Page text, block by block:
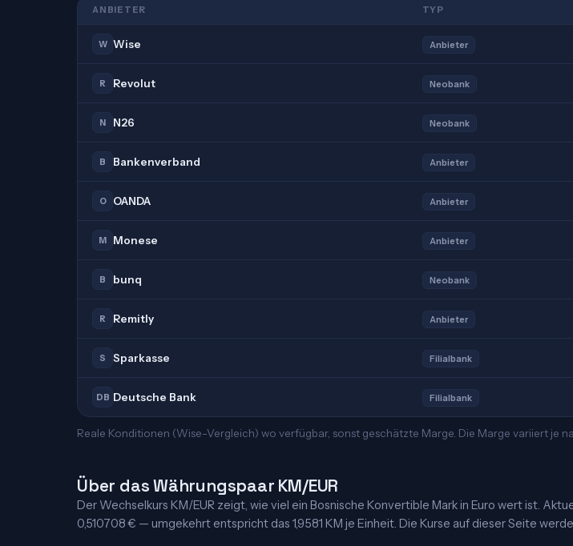
ANBIETER TYP
W Wise Anbieter
R Revolut Neobank
N N26 Neobank
B Bankenverband Anbieter
O OANDA Anbieter
M Monese Anbieter
B bunq Neobank
R Remitly Anbieter
S Sparkasse Filialbank
DB Deutsche Bank Filialbank
Reale Konditionen (Wise-Vergleich) wo verfügbar, sonst geschätzte Marge. Die Marge variiert je
Über das Währungspaar KM/EUR
Der Wechselkurs KM/EUR zeigt, wie viel ein Bosnische Konvertible Mark in Euro wert ist.
0,510708 € — umgekehrt entspricht das 1,9581 KM je Einheit. Die Kurse auf dieser Seite